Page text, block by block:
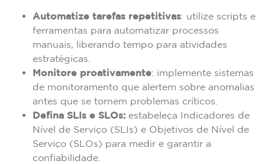
Automatize tarefas repetitivas: utilize scripts e
ferramentas para automatizar processos
manuais, liberando tempo para atividades
estratégicas.
Monitore proativamente: implemente sistemas
de monitoramento que alertem sobre anomalias
antes que se tornem problemas críticos.
Defina SLIs e SLOs: estabeleça Indicadores de
Nível de Serviço (SLIs) e Objetivos de Nível de
Serviço (SLOs) para medir e garantir a
confiabilidade.